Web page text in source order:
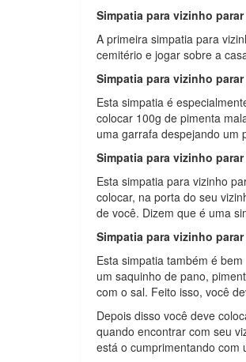
Simpatia para vizinho
A primeira simpatia para
cemitério e jogar sobre a
Simpatia para vizinho
Esta simpatia é
colocar 100g de pimenta
uma garrafa despejando um
Simpatia para vizinho
Esta simpatia para vizinho
colocar, na porta do seu
de você. Dizem que é uma
Simpatia para vizinho
Esta simpatia também é
um saquinho de pano,
com o sal. Feito isso, você
Depois disso você deve
quando encontrar com seu
está o cumprimentando com